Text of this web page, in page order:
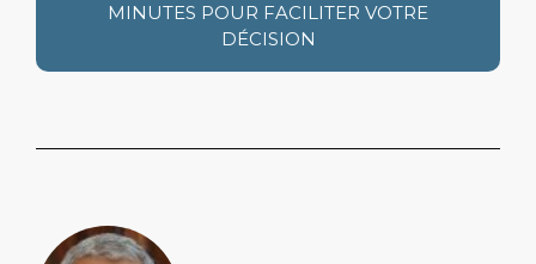
MINUTES POUR FACILITER VOTRE
DÉCISION